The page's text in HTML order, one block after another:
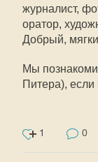
журналист,
оратор,
Добрый,
Мы
Питера),
1 0